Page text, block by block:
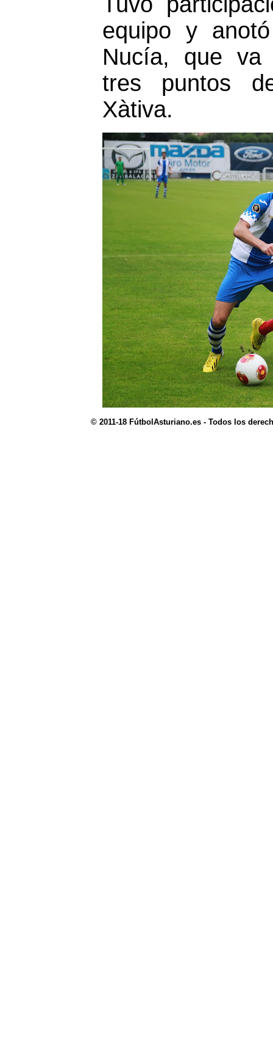
equipo y
Nucía, que va
tres puntos
Xàtiva.
© 2011-18 FútbolAsturiano.es - Todos los